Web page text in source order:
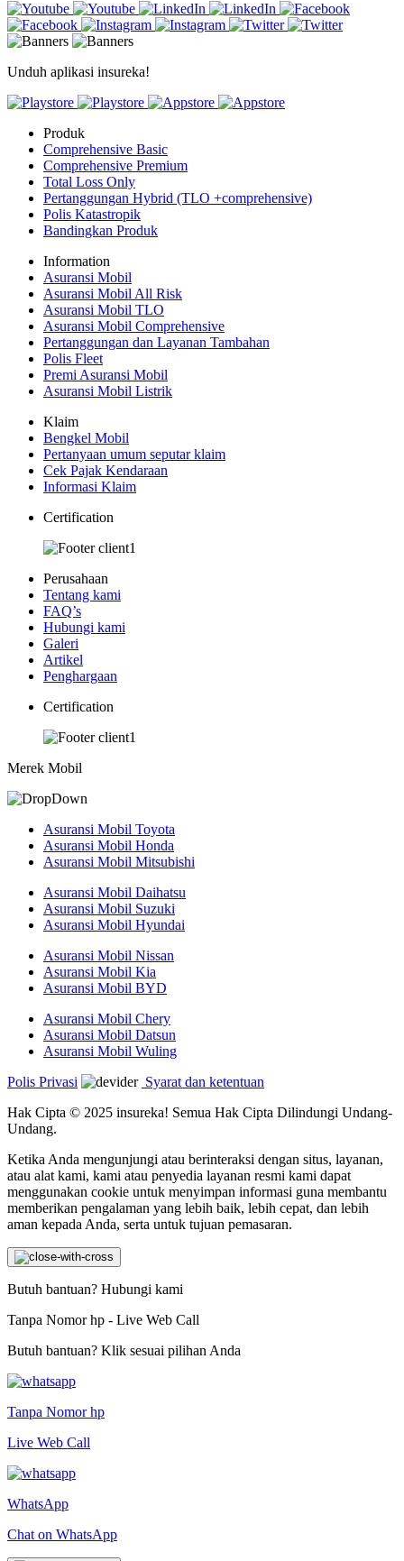
Unduh aplikasi insureka!
Produk
Comprehensive Basic
Comprehensive Premium
Total Loss Only
Pertanggungan Hybrid (TLO +comprehensive)
Polis Katastropik
Bandingkan Produk
Information
Asuransi Mobil
Asuransi Mobil All Risk
Asuransi Mobil TLO
Asuransi Mobil Comprehensive
Pertanggungan dan Layanan Tambahan
Polis Fleet
Premi Asuransi Mobil
Asuransi Mobil Listrik
Klaim
Bengkel Mobil
Pertanyaan umum seputar klaim
Cek Pajak Kendaraan
Informasi Klaim
Certification
Perusahaan
Tentang kami
FAQ’s
Hubungi kami
Galeri
Artikel
Penghargaan
Certification
Merek Mobil
Asuransi Mobil Toyota
Asuransi Mobil Honda
Asuransi Mobil Mitsubishi
Asuransi Mobil Daihatsu
Asuransi Mobil Suzuki
Asuransi Mobil Hyundai
Asuransi Mobil Nissan
Asuransi Mobil Kia
Asuransi Mobil BYD
Asuransi Mobil Chery
Asuransi Mobil Datsun
Asuransi Mobil Wuling
Polis Privasi
Syarat dan ketentuan
Hak Cipta © 2025 insureka! Semua Hak Cipta Dilindungi Undang-
Undang.
Ketika Anda mengunjungi atau berinteraksi dengan situs, layanan,
atau alat kami, kami atau penyedia layanan resmi kami dapat
menggunakan cookie untuk menyimpan informasi guna membantu
memberikan pengalaman yang lebih baik, lebih cepat, dan lebih
aman kepada Anda, serta untuk tujuan pemasaran.
Butuh bantuan? Hubungi kami
Tanpa Nomor hp - Live Web Call
Butuh bantuan? Klik sesuai pilihan Anda
Tanpa Nomor hp
Live Web Call
WhatsApp
Chat on WhatsApp